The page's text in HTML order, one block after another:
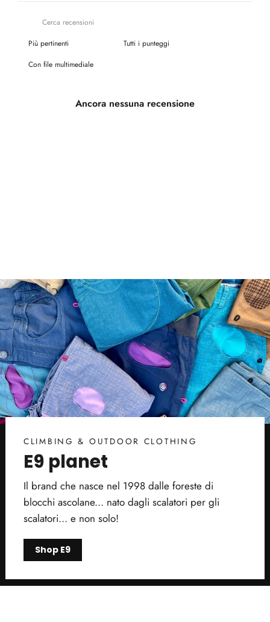
Con file multimediale
Ancora nessuna recensione
CLIMBING & OUTDOOR CLOTHING
E9 planet
Il brand che nasce nel 1998 dalle foreste di
blocchi ascolane... nato dagli scalatori per gli
scalatori... e non solo!
Shop E9